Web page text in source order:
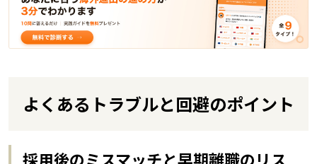
よくあるトラブルと回避のポイント
採用後のミスマッチと早期離職のリス